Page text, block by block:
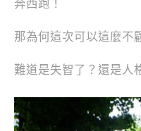
奔西跑！
那為何這次可以這麼不
難道是失智了？還是人